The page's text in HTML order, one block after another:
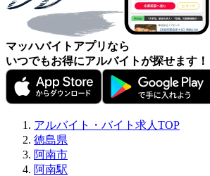
マッハバイトアプリなら
いつでもお得にアルバイトが探せます！
アルバイト・バイト求人TOP
徳島県
阿南市
阿南駅